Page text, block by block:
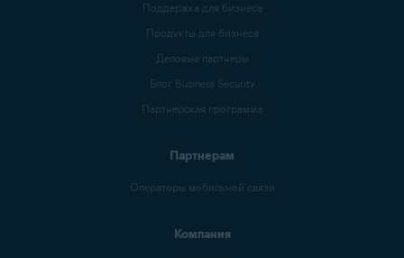
Поддержка для бизнеса
Продукты для бизнеса
Деловые партнеры
Блог Business Security
Партнерская программа
Партнерам
Операторы мобильной связи
Компания